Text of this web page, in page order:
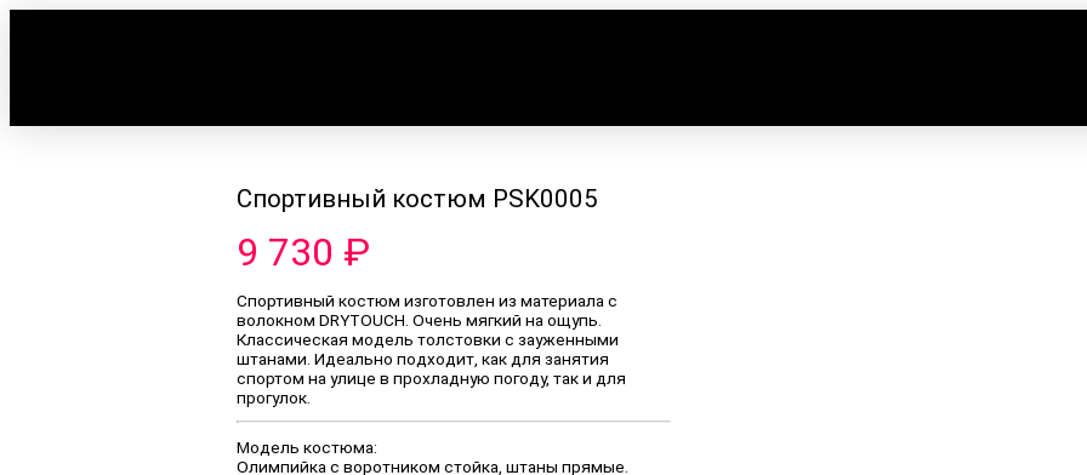
Спортивный костюм PSK0005
9 730 ₽
Спортивный костюм изготовлен из материала с
волокном DRYTOUCH. Очень мягкий на ощупь.
Классическая модель толстовки с зауженными
штанами. Идеально подходит, как для занятия
спортом на улице в прохладную погоду, так и для
прогулок.
Модель костюма:
Олимпийка с воротником стойка, штаны прямые.